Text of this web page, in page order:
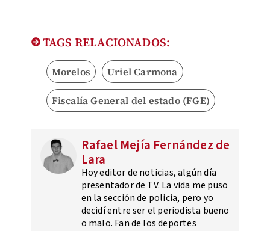
TAGS RELACIONADOS:
Morelos Uriel Carmona
Fiscalía General del estado (FGE)
Rafael Mejía Fernández de
Lara
Hoy editor de noticias, algún día
presentador de TV. La vida me puso
en la sección de policía, pero yo
decidí entre ser el periodista bueno
o malo. Fan de los deportes